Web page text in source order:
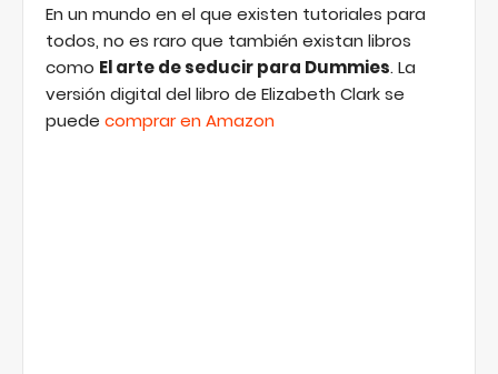
En un mundo en el que existen tutoriales para
todos, no es raro que también existan libros
como El arte de seducir para Dummies. La
versión digital del libro de Elizabeth Clark se
puede comprar en Amazon